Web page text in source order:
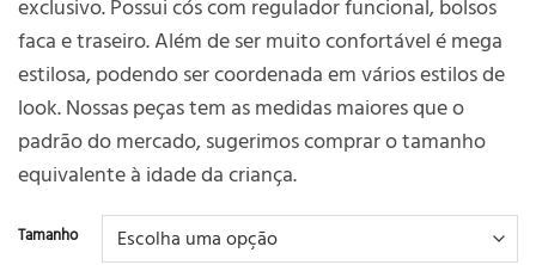
exclusivo. Possui cós com regulador funcional, bolsos
faca e traseiro. Além de ser muito confortável é mega
estilosa, podendo ser coordenada em vários estilos de
look. Nossas peças tem as medidas maiores que o
padrão do mercado, sugerimos comprar o tamanho
equivalente à idade da criança.
Tamanho